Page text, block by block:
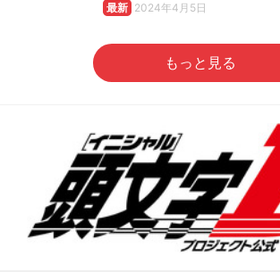
最新 2024年4月5日
もっと見る